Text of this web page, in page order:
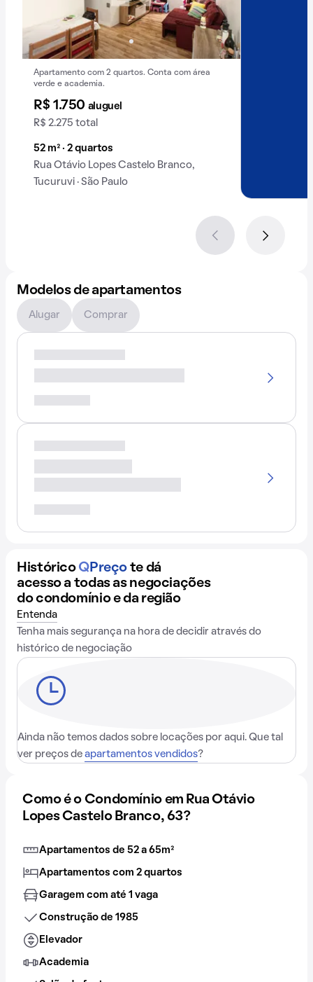
Apartamento com 2 quartos. Conta com área
verde e academia.
R$ 1.750 aluguel
R$ 2.275 total
52 m² · 2 quartos
Rua Otávio Lopes Castelo Branco,
Tucuruvi · São Paulo
Modelos de apartamentos
Alugar Comprar
Histórico QPreço te dá
acesso a todas as negociações
do condomínio e da região
Entenda
Tenha mais segurança na hora de decidir através do
histórico de negociação
Ainda não temos dados sobre locações por aqui. Que tal
ver preços de apartamentos vendidos?
Como é o Condomínio em Rua Otávio
Lopes Castelo Branco, 63?
Apartamentos de 52 a 65m²
Apartamentos com 2 quartos
Garagem com até 1 vaga
Construção de 1985
Elevador
Academia